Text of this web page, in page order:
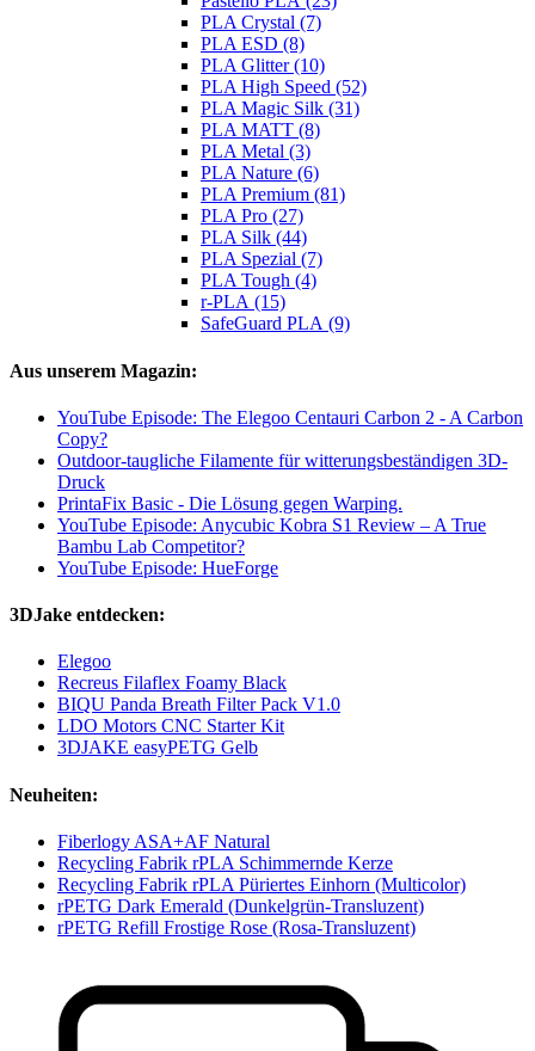
PLA Crystal (7)
PLA ESD (8)
PLA Glitter (10)
PLA High Speed (52)
PLA Magic Silk (31)
PLA MATT (8)
PLA Metal (3)
PLA Nature (6)
PLA Premium (81)
PLA Pro (27)
PLA Silk (44)
PLA Spezial (7)
PLA Tough (4)
r-PLA (15)
SafeGuard PLA (9)
Aus unserem Magazin:
YouTube Episode: The Elegoo Centauri Carbon 2 - A Carbon
Copy?
Outdoor-taugliche Filamente für witterungsbeständigen 3D-
Druck
PrintaFix Basic - Die Lösung gegen Warping.
YouTube Episode: Anycubic Kobra S1 Review – A True
Bambu Lab Competitor?
YouTube Episode: HueForge
3DJake entdecken:
Elegoo
Recreus Filaflex Foamy Black
BIQU Panda Breath Filter Pack V1.0
LDO Motors CNC Starter Kit
3DJAKE easyPETG Gelb
Neuheiten:
Fiberlogy ASA+AF Natural
Recycling Fabrik rPLA Schimmernde Kerze
Recycling Fabrik rPLA Püriertes Einhorn (Multicolor)
rPETG Dark Emerald (Dunkelgrün-Transluzent)
rPETG Refill Frostige Rose (Rosa-Transluzent)